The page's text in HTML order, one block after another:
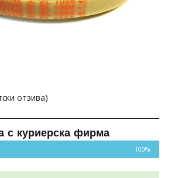
отзива)
с куриерска фирма
100%